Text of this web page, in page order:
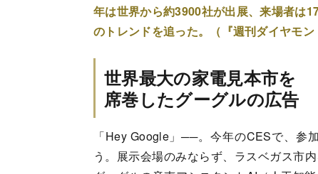
年は世界から約3900社が出展、来場者は
のトレンドを追った。（『週刊ダイヤモ
世界最大の家電見本市を
席巻したグーグルの広告
「Hey Google」──。今年のCESで、参
う。展示会場のみならず、ラスベガス市